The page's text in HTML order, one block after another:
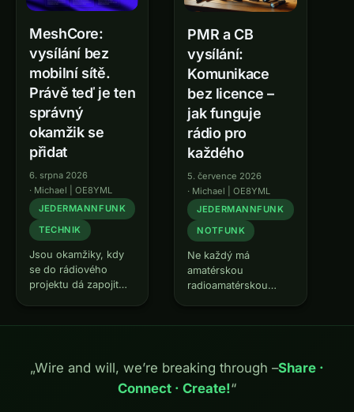
MeshCore:
vysílání bez
mobilní sítě.
Právě teď je ten
správný
okamžik se
přidat
6. srpna 2026
· Michael | OE8YML
JEDERMANNFUNK
TECHNIK
Jsou okamžiky, kdy
se do rádiového
projektu dá zapojit
něco změnila. U
okamžik teď. Síť
roste, na mapě jsou
PMR a CB
vysílání:
Komunikace
bez licence –
jak funguje
rádio pro
každého
5. července 2026
· Michael | OE8YML
JEDERMANNFUNK
NOTFUNK
Ne každý má
amatérskou
radioamatérskou
rádiová komunikace
praktická, smysluplná
nebo dokonce
„Wire and will, we’re breaking through –Share ·
Connect · Create!“